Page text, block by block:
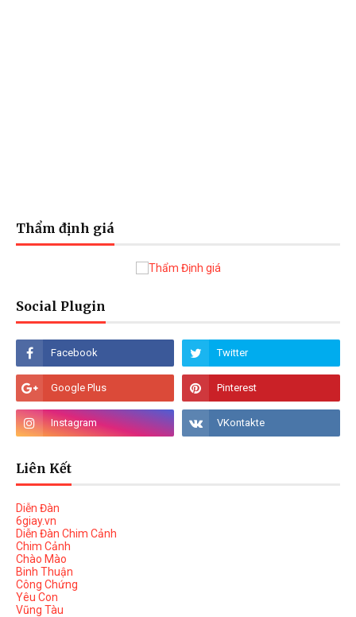
Thẩm định giá
Social Plugin
Liên Kết
Diễn Đàn
6giay.vn
Diễn Đàn Chim Cảnh
Chim Cảnh
Chào Mào
Binh Thuận
Công Chứng
Yêu Con
Vũng Tàu